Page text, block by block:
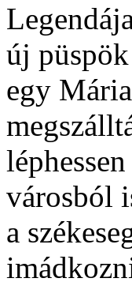
új
egy
városból
a